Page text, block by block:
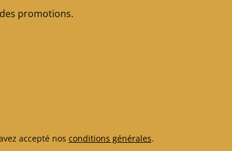
promotions.
accepté nos conditions générales.